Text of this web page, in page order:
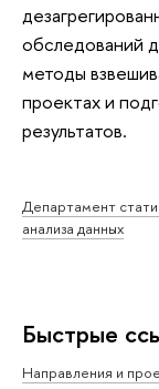
обследований
методы
проектах и
результатов.
Департамент
анализа данных
Быстрые
Направления и